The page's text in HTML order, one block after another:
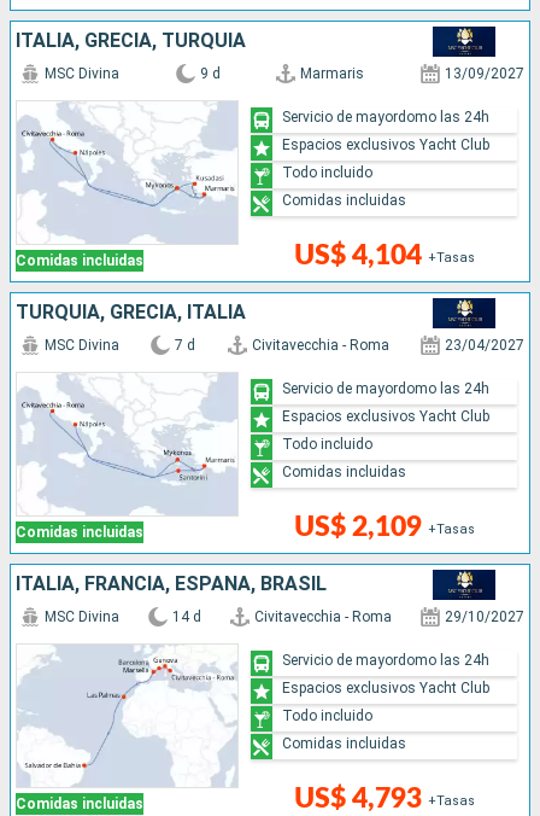
ITALIA, GRECIA, TURQUÍA
Comidas incluidas
MSC Divina 9 d Marmaris 13/09/2027
US$ 4,104 +Tasas
Servicio de mayordomo las 24h
Espacios exclusivos Yacht Club
Todo incluido
Comidas incluidas
TURQUÍA, GRECIA, ITALIA
Comidas incluidas
MSC Divina 7 d Civitavecchia - Roma 23/04/2027
US$ 2,109 +Tasas
Servicio de mayordomo las 24h
Espacios exclusivos Yacht Club
Todo incluido
Comidas incluidas
ITALIA, FRANCIA, ESPAÑA, BRASIL
Comidas incluidas
MSC Divina 14 d Civitavecchia - Roma 29/10/2027
US$ 4,793 +Tasas
Servicio de mayordomo las 24h
Espacios exclusivos Yacht Club
Todo incluido
Comidas incluidas